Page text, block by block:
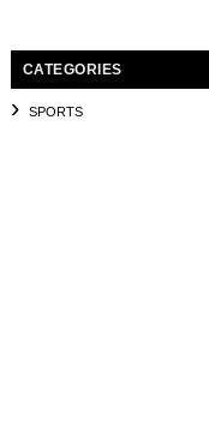
CATEGORIES
SPORTS